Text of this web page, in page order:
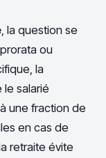
, la question se
ou
la
salarié
une fraction de
en cas de
retraite évite